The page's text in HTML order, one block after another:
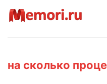
на сколько